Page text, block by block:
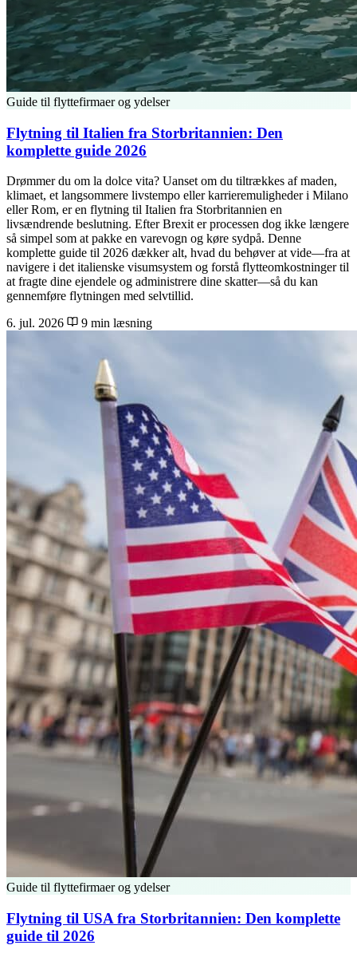
Guide til flyttefirmaer og ydelser
Flytning til Italien fra Storbritannien: Den
komplette guide 2026
Drømmer du om la dolce vita? Uanset om du tiltrækkes af maden,
klimaet, et langsommere livstempo eller karrieremuligheder i Milano
eller Rom, er en flytning til Italien fra Storbritannien en
livsændrende beslutning. Efter Brexit er processen dog ikke længere
så simpel som at pakke en varevogn og køre sydpå. Denne
komplette guide til 2026 dækker alt, hvad du behøver at vide—fra at
navigere i det italienske visumsystem og forstå flytteomkostninger til
at fragte dine ejendele og administrere dine skatter—så du kan
gennemføre flytningen med selvtillid.
6. jul. 2026
9 min læsning
Guide til flyttefirmaer og ydelser
Flytning til USA fra Storbritannien: Den komplette
guide til 2026